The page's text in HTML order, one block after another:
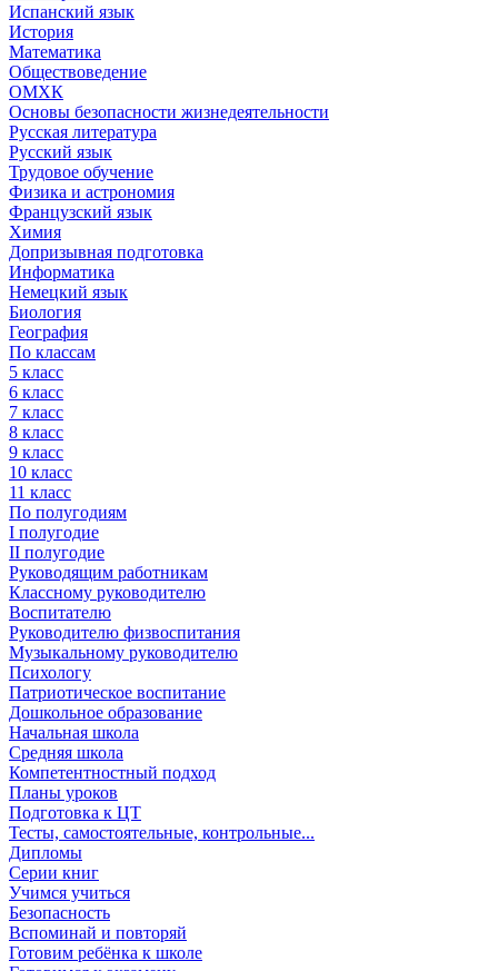
Испанский язык
История
Математика
Обществоведение
ОМХК
Основы безопасности жизнедеятельности
Русская литература
Русский язык
Трудовое обучение
Физика и астрономия
Французский язык
Химия
Допризывная подготовка
Информатика
Немецкий язык
Биология
География
По классам
5 класс
6 класс
7 класс
8 класс
9 класс
10 класс
11 класс
По полугодиям
I полугодие
II полугодие
Руководящим работникам
Классному руководителю
Воспитателю
Руководителю физвоспитания
Музыкальному руководителю
Психологу
Патриотическое воспитание
Дошкольное образование
Начальная школа
Средняя школа
Компетентностный подход
Планы уроков
Подготовка к ЦТ
Тесты, самостоятельные, контрольные...
Дипломы
Серии книг
Учимся учиться
Безопасность
Вспоминай и повторяй
Готовим ребёнка к школе